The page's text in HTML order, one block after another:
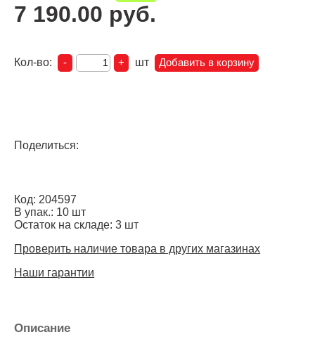
7 190.00 руб.
Кол-во: шт
Поделиться:
Код: 204597
В упак.: 10 шт
Остаток на складе: 3 шт
Проверить наличие товара в других магазинах
Наши гарантии
Описание